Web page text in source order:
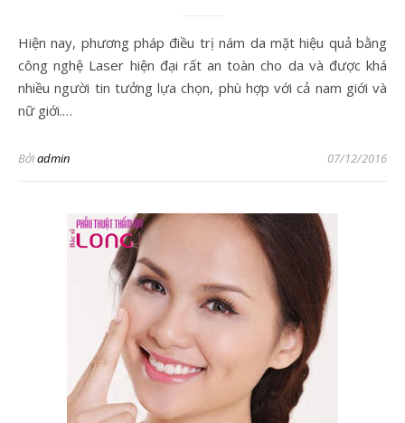
Hiện nay, phương pháp điều trị nám da mặt hiệu quả bằng
công nghệ Laser hiện đại rất an toàn cho da và được khá
nhiều người tin tưởng lựa chọn, phù hợp với cả nam giới và
nữ giới.…
Bởiadmin 07/12/2016